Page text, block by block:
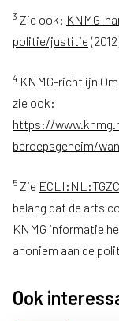
3 Zie ook: KNMG-
politie/justitie
4 KNMG-richtlijn
zie ook:
https://
beroepsgeheim/
5 Zie
belang dat de arts
KNMG informatie
anoniem aan de
Ook